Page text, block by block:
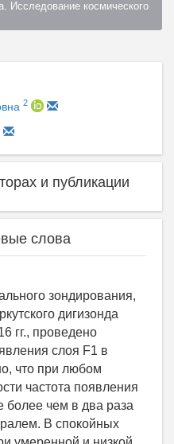
Исследование космического
2
и публикации
слова
зондирования,
дигизонда
гг., проведено
слоя F1 в
что при любом
частота появления
более чем в два раза
В спокойных